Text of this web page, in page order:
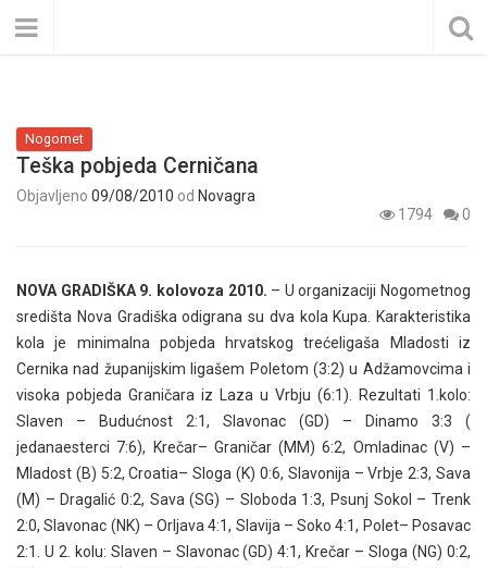
Nogomet
Teška pobjeda Cerničana
Objavljeno 09/08/2010 od Novagra
1794
0
NOVA GRADIŠKA 9. kolovoza 2010. – U organizaciji Nogometnog
središta Nova Gradiška odigrana su dva kola Kupa. Karakteristika
kola je minimalna pobjeda hrvatskog trećeligaša Mladosti iz
Cernika nad županijskim ligašem Poletom (3:2) u Adžamovcima i
visoka pobjeda Graničara iz Laza u Vrbju (6:1). Rezultati 1.kolo:
Slaven – Budućnost 2:1, Slavonac (GD) – Dinamo 3:3 (
jedanaesterci 7:6), Krečar– Graničar (MM) 6:2, Omladinac (V) –
Mladost (B) 5:2, Croatia– Sloga (K) 0:6, Slavonija – Vrbje 2:3, Sava
(M) – Dragalić 0:2, Sava (SG) – Sloboda 1:3, Psunj Sokol – Trenk
2:0, Slavonac (NK) – Orljava 4:1, Slavija – Soko 4:1, Polet– Posavac
2:1. U 2. kolu: Slaven – Slavonac (GD) 4:1, Krečar – Sloga (NG) 0:2,